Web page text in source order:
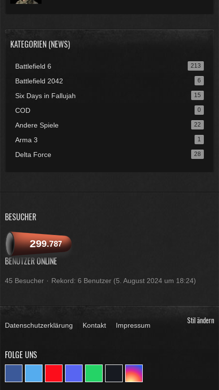
KATEGORIEN (NEWS)
Battlefield 6 213
Battlefield 2042 6
Six Days in Fallujah 15
COD 0
Andere Spiele 22
Arma 3 1
Delta Force 28
BESUCHER
299.787
BENUTZER ONLINE
45 Besucher Rekord: 6 Benutzer (5. August 2024 um 18:24)
Stil ändern
Datenschutzerklärung Kontakt Impressum
FOLGE UNS